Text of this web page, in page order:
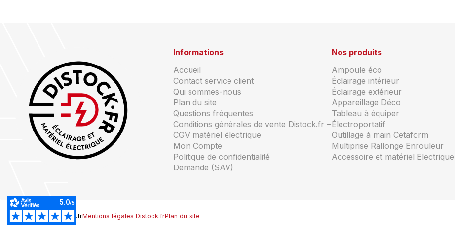
Informations
Accueil
Contact service client
Qui sommes-nous
Plan du site
Questions fréquentes
Conditions générales de vente Distock.fr –
CGV matériel électrique
Mon Compte
Politique de confidentialité
Demande (SAV)
Nos produits
Ampoule éco
Éclairage intérieur
Éclairage extérieur
Appareillage Déco
Tableau à équiper
Électroportatif
Outillage à main Cetaform
Multiprise Rallonge Enrouleur
Accessoire et matériel Electrique
© Copyright Distock.frMentions légales Distock.frPlan du site